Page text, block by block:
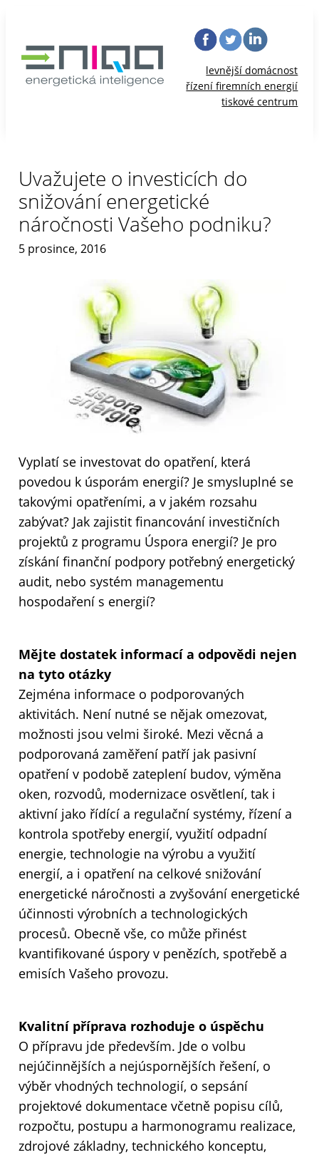
levnější domácnost
řízení firemních energií
tiskové centrum
Uvažujete o investicích do
snižování energetické
náročnosti Vašeho podniku?
5 prosince, 2016
Vyplatí se investovat do opatření, která
povedou k úsporám energií? Je smysluplné se
takovými opatřeními, a v jakém rozsahu
zabývat? Jak zajistit financování investičních
projektů z programu Úspora energií? Je pro
získání finanční podpory potřebný energetický
audit, nebo systém managementu
hospodaření s energií?
Mějte dostatek informací a odpovědi nejen
na tyto otázky
Zejména informace o podporovaných
aktivitách. Není nutné se nějak omezovat,
možnosti jsou velmi široké. Mezi věcná a
podporovaná zaměření patří jak pasivní
opatření v podobě zateplení budov, výměna
oken, rozvodů, modernizace osvětlení, tak i
aktivní jako řídící a regulační systémy, řízení a
kontrola spotřeby energií, využití odpadní
energie, technologie na výrobu a využití
energií, a i opatření na celkové snižování
energetické náročnosti a zvyšování energetické
účinnosti výrobních a technologických
procesů. Obecně vše, co může přinést
kvantifikované úspory v penězích, spotřebě a
emisích Vašeho provozu.
Kvalitní příprava rozhoduje o úspěchu
O přípravu jde především. Jde o volbu
nejúčinnějších a nejúspornějších řešení, o
výběr vhodných technologií, o sepsání
projektové dokumentace včetně popisu cílů,
rozpočtu, postupu a harmonogramu realizace,
zdrojové základny, technického konceptu,